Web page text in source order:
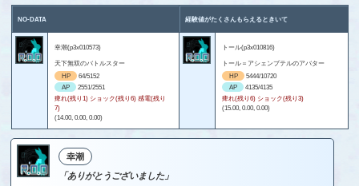
NO-DATA 経験値がたくさんもらえるときいて
幸潮(p3x010573)
天下無双のバトルスター
HP
64/5152
AP
2551/2551
痺れ(残り1) ショック(残り6) 感電(残り
7)
(14.00, 0.00, 0.00)
トール(p3x010816)
トール＝アシェンプテルのアバター
HP
5444/10720
AP
4135/4135
痺れ(残り6) ショック(残り3)
(15.00, 0.00, 0.00)
幸潮
「ありがとうございました」